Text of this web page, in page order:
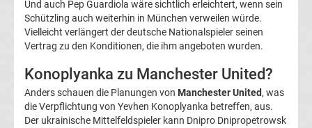
League
Premier
League
Und auch Pep Guardiola wäre sichtlich erleichtert, wenn sein
Schützling auch weiterhin in München verweilen würde.
Vielleicht verlängert der deutsche Nationalspieler seinen
Vertrag zu den Konditionen, die ihm angeboten wurden.
Konoplyanka zu Manchester United?
Anders schauen die Planungen von Manchester United, was
die Verpflichtung von Yevhen Konoplyanka betreffen, aus.
Der ukrainische Mittelfeldspieler kann Dnipro Dnipropetrowsk